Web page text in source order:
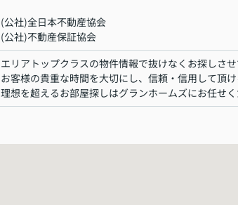
(公社)全日本不動産協会
(公社)不動産保証協会
エリアトップクラスの物件情報で抜けなくお探しさせ
お客様の貴重な時間を大切にし、信頼・信用して頂け
理想を超えるお部屋探しはグランホームズにお任せく